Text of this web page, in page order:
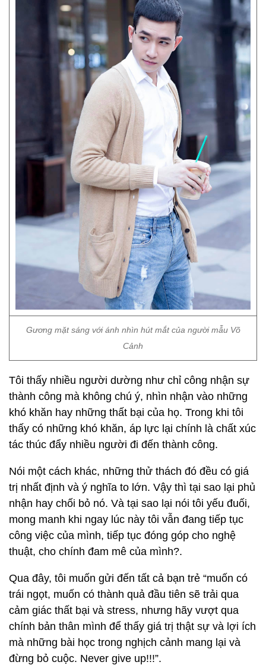
Gương mặt sáng với ánh nhìn hút mắt của người mẫu Võ
Cảnh
Tôi thấy nhiều người dường như chỉ công nhận sự
thành công mà không chú ý, nhìn nhận vào những
khó khăn hay những thất bại của họ. Trong khi tôi
thấy có những khó khăn, áp lực lại chính là chất xúc
tác thúc đẩy nhiều người đi đến thành công.
Nói một cách khác, những thử thách đó đều có giá
trị nhất định và ý nghĩa to lớn. Vậy thì tại sao lại phủ
nhận hay chối bỏ nó. Và tại sao lại nói tôi yếu đuối,
mong manh khi ngay lúc này tôi vẫn đang tiếp tục
công việc của mình, tiếp tục đóng góp cho nghệ
thuật, cho chính đam mê của mình?.
Qua đây, tôi muốn gửi đến tất cả bạn trẻ “muốn có
trái ngọt, muốn có thành quả đầu tiên sẽ trải qua
cảm giác thất bại và stress, nhưng hãy vượt qua
chính bản thân mình để thấy giá trị thật sự và lợi ích
mà những bài học trong nghịch cảnh mang lại và
đừng bỏ cuộc. Never give up!!!”.